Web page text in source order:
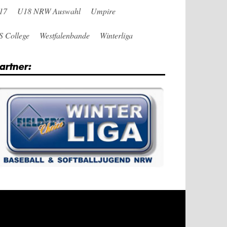
U18 NRW Auswahl Umpire
College Westfalenbande Winterliga